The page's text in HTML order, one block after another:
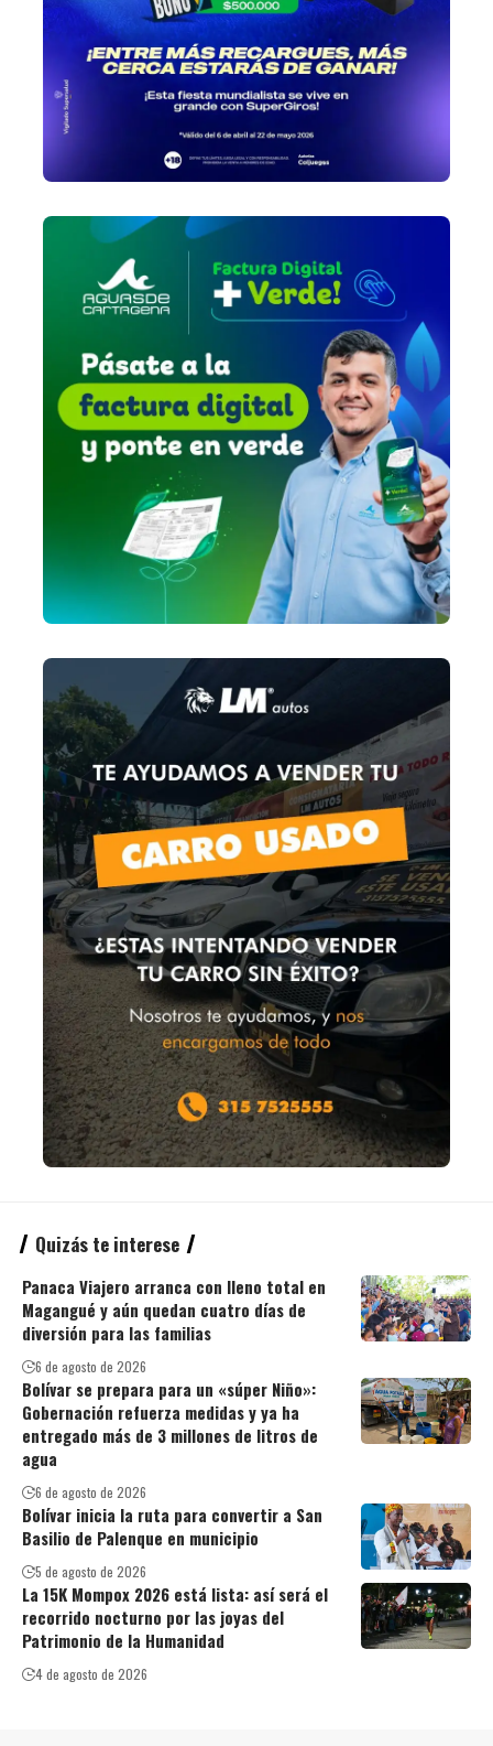
Quizás te interese
Panaca Viajero arranca con lleno total en
Magangué y aún quedan cuatro días de
diversión para las familias
6 de agosto de 2026
Bolívar se prepara para un «súper Niño»:
Gobernación refuerza medidas y ya ha
entregado más de 3 millones de litros de
agua
6 de agosto de 2026
Bolívar inicia la ruta para convertir a San
Basilio de Palenque en municipio
5 de agosto de 2026
La 15K Mompox 2026 está lista: así será el
recorrido nocturno por las joyas del
Patrimonio de la Humanidad
4 de agosto de 2026